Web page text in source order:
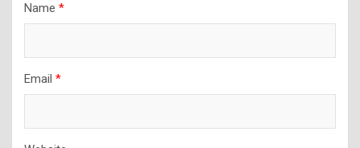
Name *
Email *